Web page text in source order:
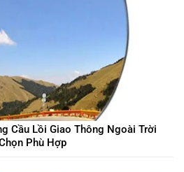
Cầu Lồi Giao Thông Ngoài Trời
Phù Hợp